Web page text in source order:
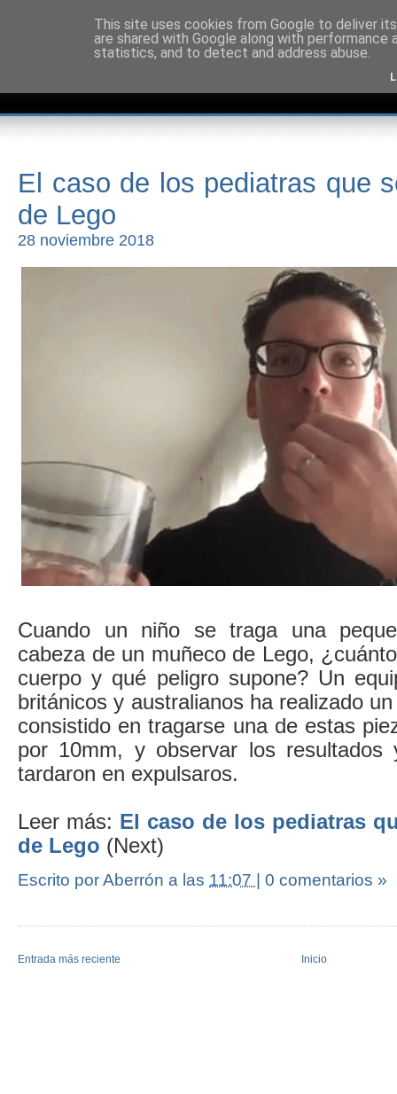
El caso de los pediatras que
de Lego
28 noviembre 2018
Cuando un niño se traga una
cabeza de un muñeco de Lego,
cuerpo y qué peligro supone? Un
británicos y australianos ha realizado
consistido en tragarse una de estas
por 10mm, y observar los
tardaron en expulsaros.
Leer más: El caso de los pediatras
de Lego (Next)
Escrito por Aberrón a las 11:07 | 0 comentarios »
Entrada más reciente Inicio
This site uses cookies from Google to deliver
are shared with Google along with
statistics, and to detect and address abuse.